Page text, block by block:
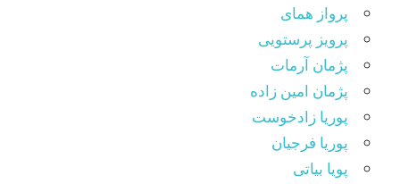
پرواز همای
پرویز پرستویی
پژمان آرمات
پژمان امین زاده
پوریا زادخوست
پوریا فرجیان
پویا بیاتی